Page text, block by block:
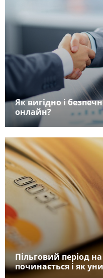
Як вигідно і
онлайн?
Пільговий період
починається і як